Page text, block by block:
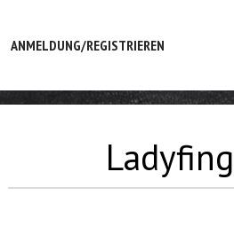
ANMELDUNG/REGISTRIEREN